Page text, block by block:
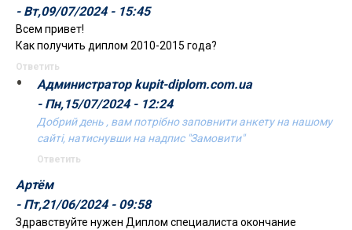
- Вт,09/07/2024 - 15:45
Всем привет!
Как получить диплом 2010-2015 года?
Ответить
Администратор kupit-diplom.com.ua
- Пн,15/07/2024 - 12:24
Добрий день , вам потрібно заповнити анкету на нашому
сайті, натиснувши на надпис "Замовити"
Ответить
Артём
- Пт,21/06/2024 - 09:58
Здравствуйте нужен Диплом специалиста окончание